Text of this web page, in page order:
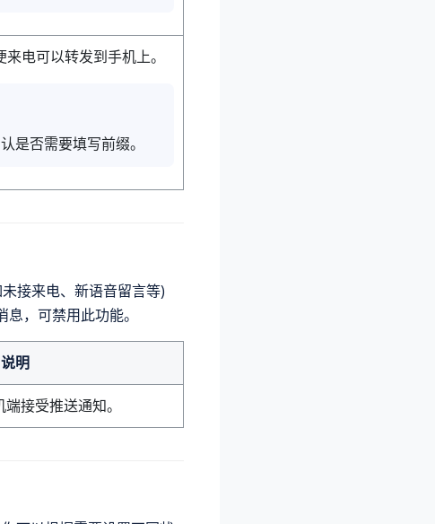
电可以转发到手机上。
是否需要填写前缀。
接来电、新语音留言等)
，可禁用此功能。
说明
接受推送通知。